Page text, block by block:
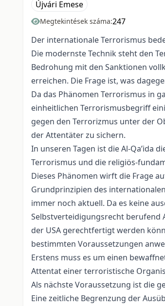
Újvári Emese
Megtekintések száma:247
Der internationale Terrorismus
Die modernste Technik steht den
Bedrohung mit den Sanktionen
erreichen. Die Frage ist, was
Da das Phänomen Terrorismus in
einheitlichen Terrorismusbegriff
gegen den Terrorizmus unter der
der Attentäter zu sichern.
In unseren Tagen ist die Al-Qa’ida
Terrorismus und die religiös-
Dieses Phänomen wirft die Frage
Grundprinzipien des
immer noch aktuell. Da es keine
Selbstverteidigungsrecht berufend
der USA gerechtfertigt werden
bestimmten Voraussetzungen
Erstens muss es um einen
Attentat einer terroristische
Als nächste Voraussetzung ist die
Eine zeitliche Begrenzung der